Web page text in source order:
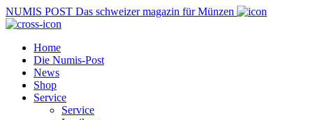
NUMIS POST Das schweizer magazin für Münzen
Home
Die Numis-Post
News
Shop
Service
Service